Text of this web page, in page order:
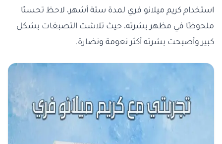
استخدام كريم ميلانو فري لمدة ستة أشهر، لاحظ تحسنًا
ملحوظًا في مظهر بشرته، حيث تلاشت التصبغات بشكل
كبير وأصبحت بشرته أكثر نعومة ونضارة.